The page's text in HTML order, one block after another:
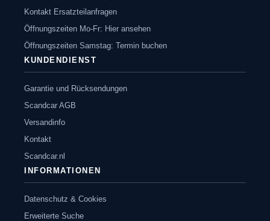
Kontakt Ersatzteilanfragen
Öffnungszeiten Mo-Fr: Hier ansehen
Öffnungszeiten Samstag: Termin buchen
KUNDENDIENST
Garantie und Rücksendungen
Scandcar AGB
Versandinfo
Kontakt
Scandcar.nl
INFORMATIONEN
Datenschutz & Cookies
Erweiterte Suche